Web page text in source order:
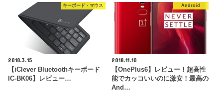
キーボード・マウス
2018.3.15
【iClever Bluetoothキーボード
IC-BK06】レビュー…
Android
2018.11.10
【OnePlus6】レビュー！超高性
能でカッコいいのに激安！最高の
And…